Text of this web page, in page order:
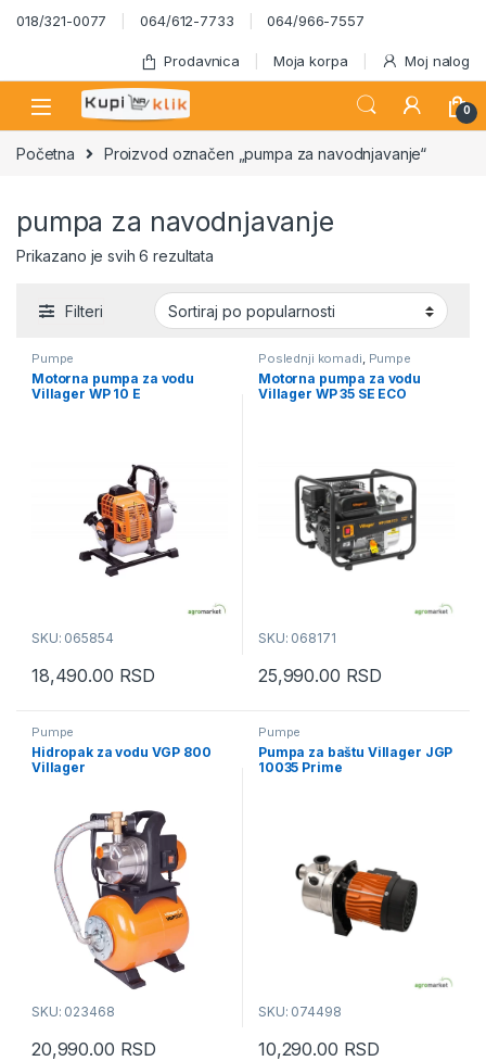
Skip to navigation
Skip to content
018/321-0077 064/612-7733 064/966-7557
Prodavnica Moja korpa Moj nalog
0
Početna Proizvod označen „pumpa za navodnjavanje“
pumpa za navodnjavanje
Prikazano je svih 6 rezultataSortirano po popularnosti
Filteri
Pumpe
Motorna pumpa za vodu
Villager WP 10 E
SKU: 065854
18,490.00 RSD
Poslednji komadi, Pumpe
Motorna pumpa za vodu
Villager WP 35 SE ECO
SKU: 068171
25,990.00 RSD
Pumpe
Hidropak za vodu VGP 800
Villager
SKU: 023468
20,990.00 RSD
Pumpe
Pumpa za baštu Villager JGP
10035 Prime
SKU: 074498
10,290.00 RSD